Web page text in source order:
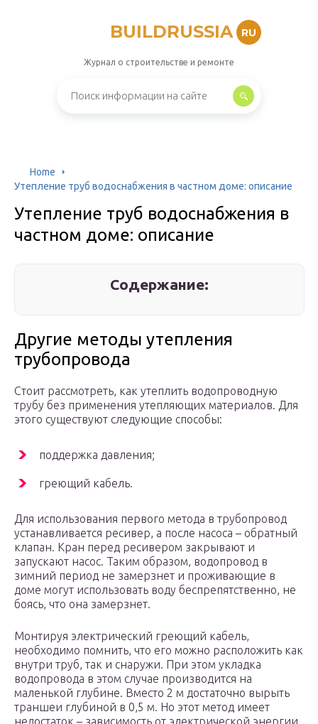
BUILDRUSSIA RU
Журнал о строительстве и ремонте
Home
Утепление труб водоснабжения в частном доме: описание
Утепление труб водоснабжения в
частном доме: описание
Содержание:
Другие методы утепления
трубопровода
Стоит рассмотреть, как утеплить водопроводную
трубу без применения утепляющих материалов. Для
этого существуют следующие способы:
поддержка давления;
греющий кабель.
Для использования первого метода в трубопровод
устанавливается ресивер, а после насоса – обратный
клапан. Кран перед ресивером закрывают и
запускают насос. Таким образом, водопровод в
зимний период не замерзнет и проживающие в
доме могут использовать воду беспрепятственно, не
боясь, что она замерзнет.
Монтируя электрический греющий кабель,
необходимо помнить, что его можно расположить как
внутри труб, так и снаружи. При этом укладка
водопровода в этом случае производится на
маленькой глубине. Вместо 2 м достаточно вырыть
траншеи глубиной в 0,5 м. Но этот метод имеет
недостаток – зависимость от электрической энергии.